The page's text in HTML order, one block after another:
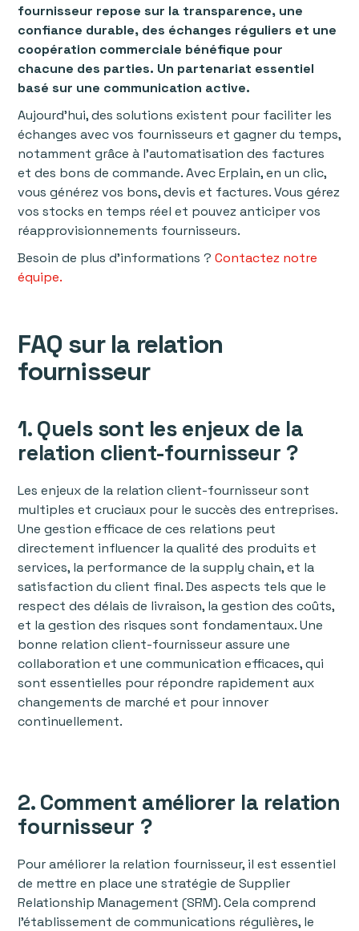
fournisseur repose sur la transparence, une
confiance durable, des échanges réguliers et une
coopération commerciale bénéfique pour
chacune des parties. Un partenariat essentiel
basé sur une communication active.
Aujourd’hui, des solutions existent pour faciliter les
échanges avec vos fournisseurs et gagner du temps,
notamment grâce à l’automatisation des factures
et des bons de commande. Avec Erplain, en un clic,
vous générez vos bons, devis et factures. Vous gérez
vos stocks en temps réel et pouvez anticiper vos
réapprovisionnements fournisseurs.
Besoin de plus d’informations ?Contactez notre
équipe.
FAQ sur la relation
fournisseur
1. Quels sont les enjeux de la
relation client-fournisseur ?
Les enjeux de la relation client-fournisseur sont
multiples et cruciaux pour le succès des entreprises.
Une gestion efficace de ces relations peut
directement influencer la qualité des produits et
services, la performance de la supply chain, et la
satisfaction du client final. Des aspects tels que le
respect des délais de livraison, la gestion des coûts,
et la gestion des risques sont fondamentaux. Une
bonne relation client-fournisseur assure une
collaboration et une communication efficaces, qui
sont essentielles pour répondre rapidement aux
changements de marché et pour innover
continuellement.
2. Comment améliorer la relation
fournisseur ?
Pour améliorer la relation fournisseur, il est essentiel
de mettre en place une stratégie de Supplier
Relationship Management (SRM). Cela comprend
l’établissement de communications régulières, le